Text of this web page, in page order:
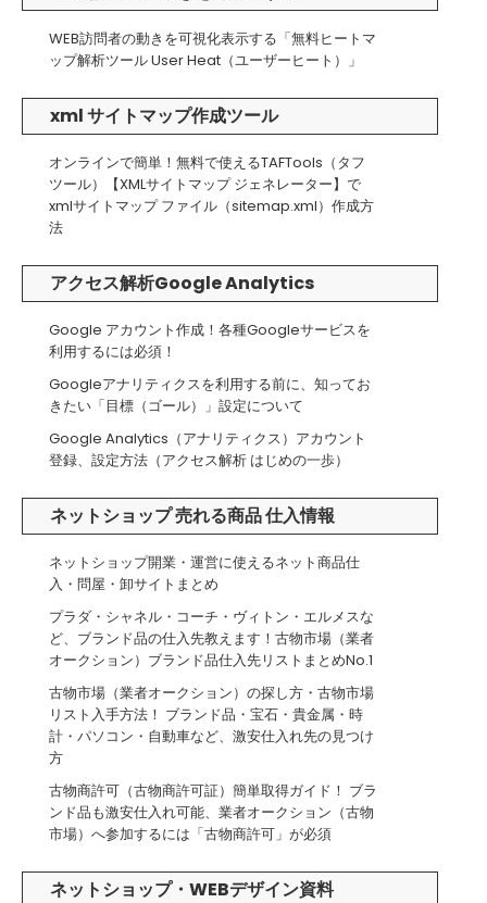
WEB訪問者の動きを可視化表示する「無料ヒートマ
ップ解析ツール User Heat（ユーザーヒート）」
xml サイトマップ作成ツール
オンラインで簡単！無料で使えるTAFTools（タフ
ツール）【XMLサイトマップ ジェネレーター】で
xmlサイトマップ ファイル（sitemap.xml）作成方
法
アクセス解析Google Analytics
Google アカウント作成！各種Googleサービスを
利用するには必須！
Googleアナリティクスを利用する前に、知ってお
きたい「目標（ゴール）」設定について
Google Analytics（アナリティクス）アカウント
登録、設定方法（アクセス解析 はじめの一歩）
ネットショップ 売れる商品 仕入情報
ネットショップ開業・運営に使えるネット商品仕
入・問屋・卸サイトまとめ
プラダ・シャネル・コーチ・ヴィトン・エルメスな
ど、ブランド品の仕入先教えます！古物市場（業者
オークション）ブランド品仕入先リストまとめNo.1
古物市場（業者オークション）の探し方・古物市場
リスト入手方法！ ブランド品・宝石・貴金属・時
計・パソコン・自動車など、激安仕入れ先の見つけ
方
古物商許可（古物商許可証）簡単取得ガイド！ ブラ
ンド品も激安仕入れ可能、業者オークション（古物
市場）へ参加するには「古物商許可」が必須
ネットショップ・WEBデザイン資料